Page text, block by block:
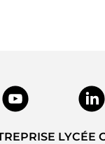
LYCÉE